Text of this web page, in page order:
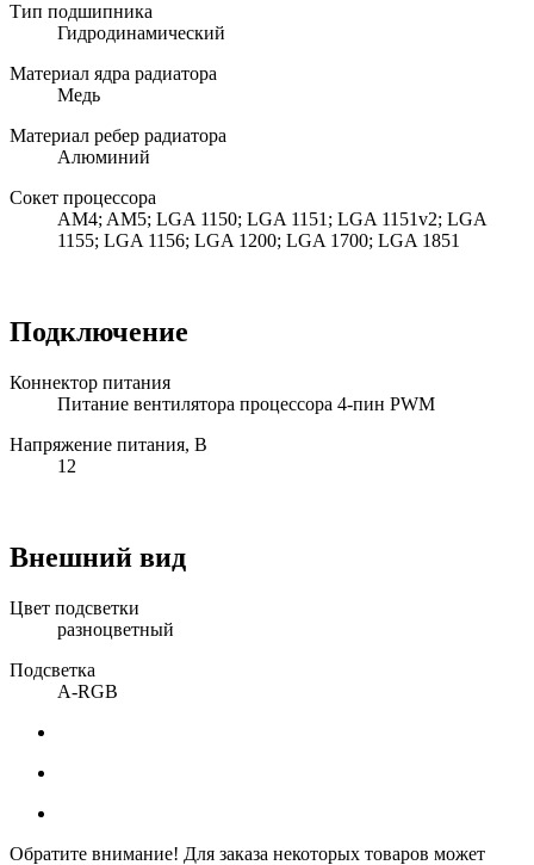
Тип подшипника
Гидродинамический
Материал ядра радиатора
Медь
Материал ребер радиатора
Алюминий
Сокет процессора
AM4; AM5; LGA 1150; LGA 1151; LGA 1151v2; LGA
1155; LGA 1156; LGA 1200; LGA 1700; LGA 1851
Подключение
Коннектор питания
Питание вентилятора процессора 4-пин PWM
Напряжение питания, В
12
Внешний вид
Цвет подсветки
разноцветный
Подсветка
A-RGB
Обратите внимание! Для заказа некоторых товаров может